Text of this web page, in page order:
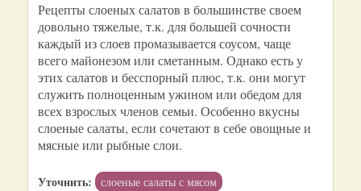
Рецепты слоеных салатов в большинстве своем
довольно тяжелые, т.к. для большей сочности
каждый из слоев промазывается соусом, чаще
всего майонезом или сметанным. Однако есть у
этих салатов и бесспорный плюс, т.к. они могут
служить полноценным ужином или обедом для
всех взрослых членов семьи. Особенно вкусны
слоеные салаты, если сочетают в себе овощные и
мясные или рыбные слои.
Уточнить:
слоеные салаты с мясом